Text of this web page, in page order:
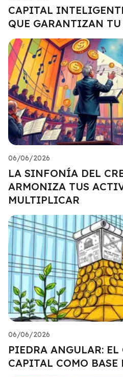
CAPITAL
QUE GARANTIZAN
06/06/2026
LA SINFONÍA DEL
ARMONIZA TUS
MULTIPLICAR
06/06/2026
PIEDRA ANGULAR:
CAPITAL COMO